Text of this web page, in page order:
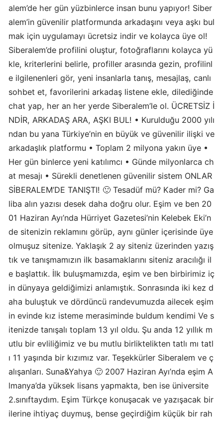
alem’de her gün yüzbinlerce insan bunu yapıyor! Siber
alem’in güvenilir platformunda arkadaşını veya aşkı bul
mak için uygulamayı ücretsiz indir ve kolayca üye ol!
Siberalem’de profilini oluştur, fotoğraflarını kolayca yü
kle, kriterlerini belirle, profiller arasında gezin, profilinl
e ilgilenenleri gör, yeni insanlarla tanış, mesajlaş, canlı
sohbet et, favorilerini arkadaş listene ekle, dilediğinde
chat yap, her an her yerde Siberalem’le ol. ÜCRETSİZ İ
NDİR, ARKADAŞ ARA, AŞKI BUL! • Kurulduğu 2000 yılı
ndan bu yana Türkiye’nin en büyük ve güvenilir ilişki ve
arkadaşlık platformu • Toplam 2 milyona yakın üye •
Her gün binlerce yeni katılımcı • Günde milyonlarca ch
at mesajı • Sürekli denetlenen güvenilir sistem ONLAR
SİBERALEM’DE TANIŞTI! 🙂 Tesadüf mü? Kader mi? Ga
liba alın yazısı desek daha doğru olur. Eşim ve ben 20
01 Haziran Ayı’nda Hürriyet Gazetesi’nin Kelebek Eki’n
de sitenizin reklamını görüp, aynı günler içerisinde üye
olmuşuz sitenize. Yaklaşık 2 ay siteniz üzerinden yazış
tık ve tanışmamızın ilk basamaklarını siteniz aracılığı il
e başlattık. İlk buluşmamızda, eşim ve ben birbirimiz iç
in dünyaya geldiğimizi anlamıştık. Sonrasında iki kez d
aha buluştuk ve dördüncü randevumuzda ailecek eşim
in evinde kız isteme merasiminde buldum kendimi Ve s
itenizde tanışalı toplam 13 yıl oldu. Şu anda 12 yıllık m
utlu bir evliliğimiz ve bu mutlu birliktelikten tatlı mı tatl
ı 11 yaşında bir kızımız var. Teşekkürler Siberalem ve ç
alışanları. Suna&Yahya 🙂 2007 Haziran Ayı’nda eşim A
lmanya’da yüksek lisans yapmakta, ben ise üniversite
2.sınıftaydım. Eşim Türkçe konuşacak ve yazışacak bir
ilerine ihtiyaç duymuş, bense geçirdiğim küçük bir rah